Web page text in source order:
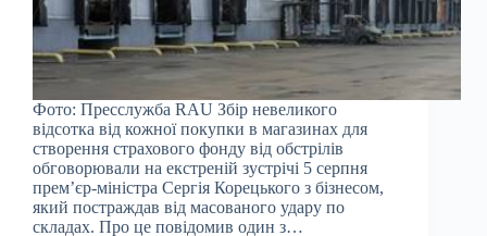
Фото: Пресслужба RAU Збір невеликого
відсотка від кожної покупки в магазинах для
створення страхового фонду від обстрілів
обговорювали на екстреній зустрічі 5 серпня
прем’єр-міністра Сергія Корецького з бізнесом,
який постраждав від масованого удару по
складах. Про це повідомив один з…